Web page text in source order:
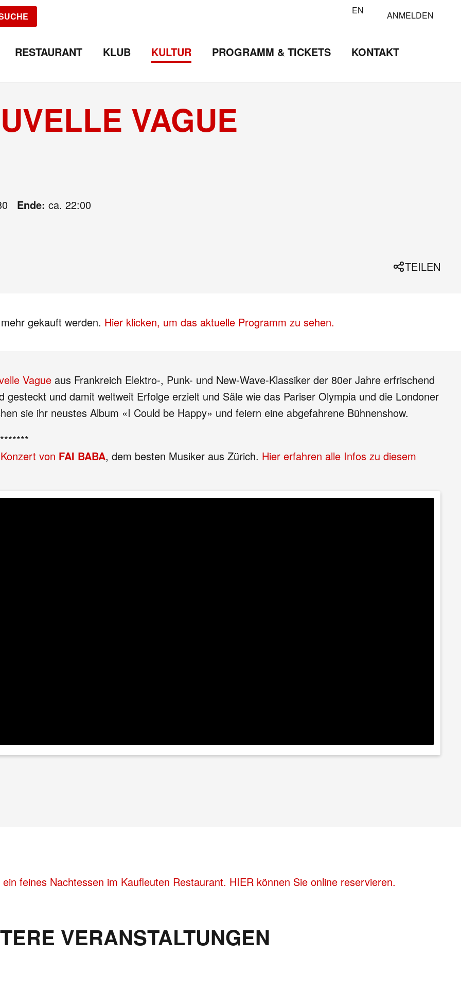
EN ANMELDEN
RESTAURANT KLUB KULTUR PROGRAMM & TICKETS KONTAKT
VAGUE
Ende: ca. 22:00
TEILEN
gekauft werden. Hier klicken, um das aktuelle Programm zu sehen.
Vague aus Frankreich Elektro-, Punk- und New-Wave-Klassiker der 80er Jahre erfrischend
und damit weltweit Erfolge erzielt und Säle wie das Pariser Olympia und die Londoner
sie ihr neustes Album «I Could be Happy» und feiern eine abgefahrene Bühnenshow.
von FAI BABA, dem besten Musiker aus Zürich. Hier erfahren alle Infos zu diesem
feines Nachtessen im Kaufleuten Restaurant. HIER können Sie online reservieren.
VERANSTALTUNGEN